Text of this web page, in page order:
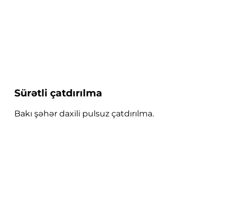
Sürətli çatdırılma
Bakı şəhər daxili pulsuz çatdırılma.